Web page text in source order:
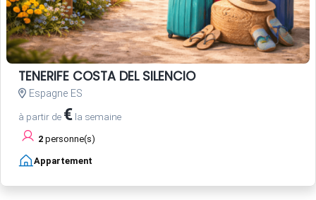
TENERIFE COSTA DEL SILENCIO
Espagne ES
à partir de € la semaine
2 personne(s)
Appartement